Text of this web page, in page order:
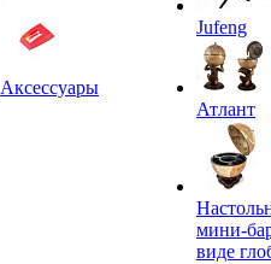
Аксессуары
Jufeng
Атлант
мини-
виде